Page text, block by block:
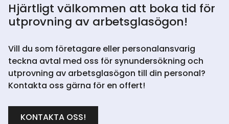
Hjärtligt välkommen att boka tid för
utprovning av arbetsglasögon!
Vill du som företagare eller personalansvarig
teckna avtal med oss för synundersökning och
utprovning av arbetsglasögon till din personal?
Kontakta oss gärna för en offert!
KONTAKTA OSS!